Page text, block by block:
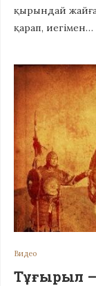
қырындай
қарап, иегімен…
Видео
Тұғырыл